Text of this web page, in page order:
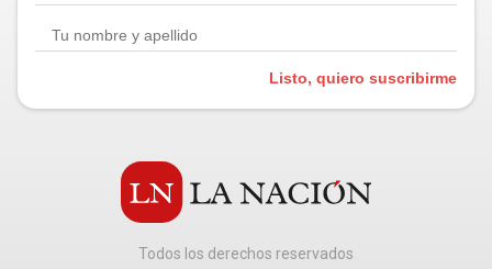
Listo, quiero suscribirme
Todos los derechos reservados